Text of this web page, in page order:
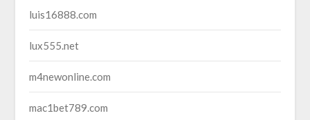
luis16888.com
lux555.net
m4newonline.com
mac1bet789.com